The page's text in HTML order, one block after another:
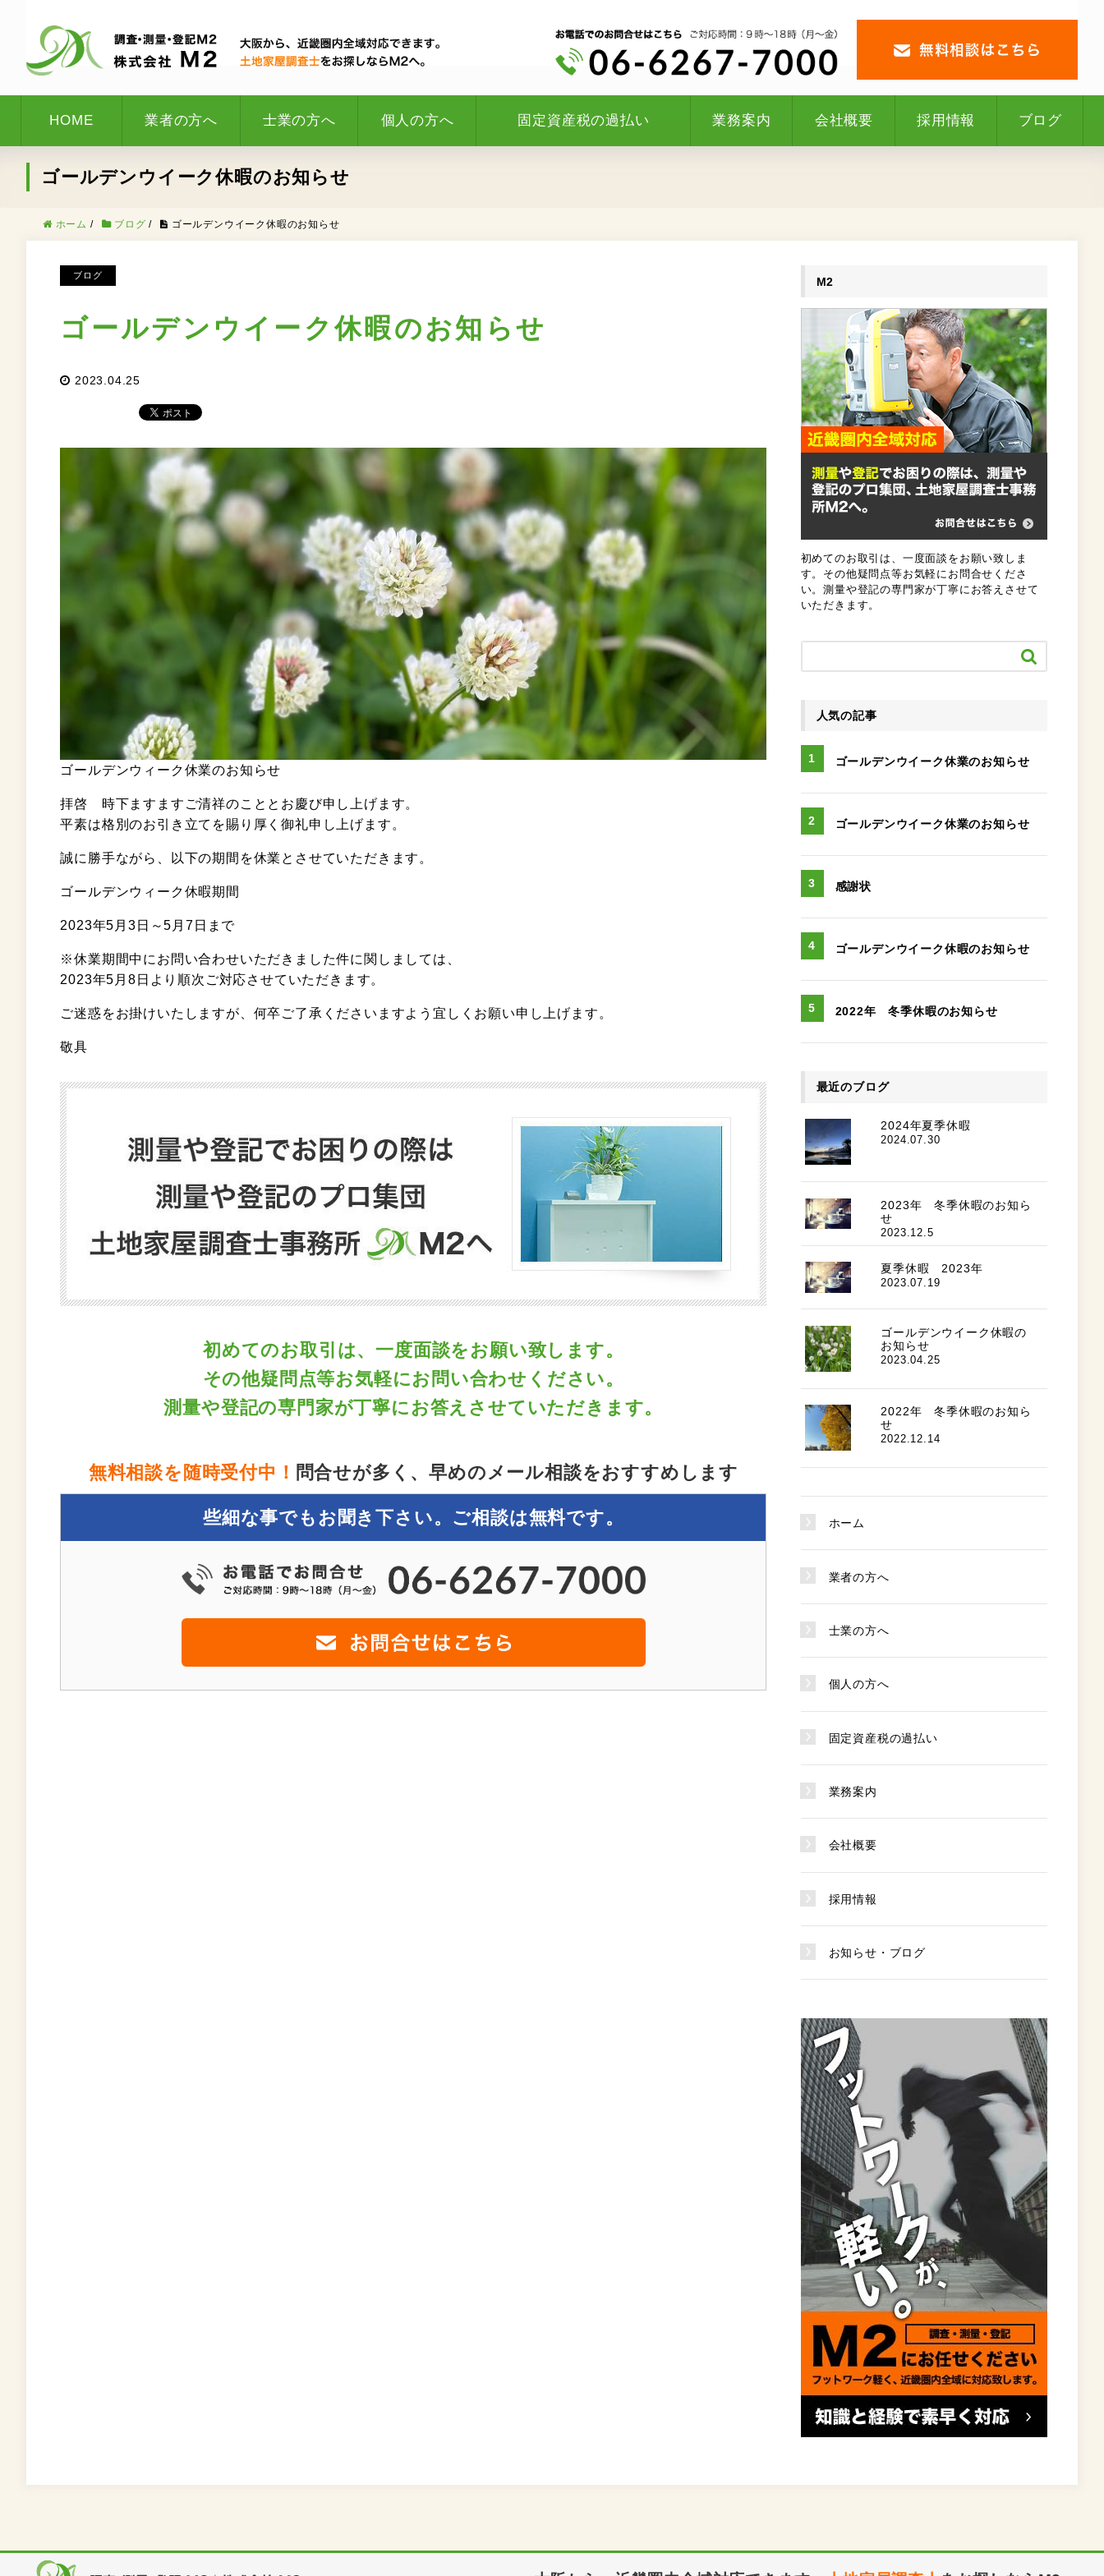
HOME 業者の方へ 士業の方へ 個人の方へ 固定資産税の過払い 業務案内 会社概要 採用情報 ブログ
ゴールデンウイーク休暇のお知らせ
ホーム / ブログ / ゴールデンウイーク休暇のお知らせ
ブログ
ゴールデンウイーク休暇のお知らせ
2023.04.25
ゴールデンウィーク休業のお知らせ
拝啓 時下ますますご清祥のこととお慶び申し上げます。
平素は格別のお引き立てを賜り厚く御礼申し上げます。
誠に勝手ながら、以下の期間を休業とさせていただきます。
ゴールデンウィーク休暇期間
2023年5月3日～5月7日まで
※休業期間中にお問い合わせいただきました件に関しましては、
2023年5月8日より順次ご対応させていただきます。
ご迷惑をお掛けいたしますが、何卒ご了承くださいますよう宜しくお願い申し上げます。
敬具
初めてのお取引は、一度面談をお願い致します。
その他疑問点等お気軽にお問い合わせください。
測量や登記の専門家が丁寧にお答えさせていただきます。
無料相談を随時受付中！ 問合せが多く、早めのメール相談をおすすめします
些細な事でもお聞き下さい。ご相談は無料です。
M2
初めてのお取引は、一度面談をお願い致しま
す。その他疑問点等お気軽にお問合せくださ
い。測量や登記の専門家が丁寧にお答えさせて
いただきます。

人気の記事
ゴールデンウイーク休業のお知らせ
ゴールデンウイーク休業のお知らせ
感謝状
ゴールデンウイーク休暇のお知らせ
2022年 冬季休暇のお知らせ
最近のブログ
2024年夏季休暇
2024.07.30
2023年 冬季休暇のお知ら
せ
2023.12.5
夏季休暇 2023年
2023.07.19
ゴールデンウイーク休暇の
お知らせ
2023.04.25
2022年 冬季休暇のお知ら
せ
2022.12.14
ホーム
業者の方へ
士業の方へ
個人の方へ
固定資産税の過払い
業務案内
会社概要
採用情報
お知らせ・ブログ